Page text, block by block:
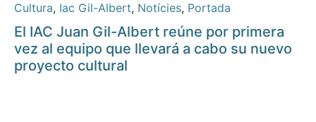
Cultura, Iac Gil-Albert, Notícies, Portada
El IAC Juan Gil-Albert reúne por primera
vez al equipo que llevará a cabo su nuevo
proyecto cultural